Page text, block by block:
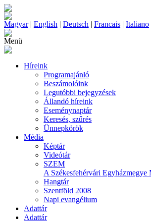
Magyar| English | Deutsch | Francais | Italiano
Menü
Híreink
Programajánló
Beszámolóink
Legutóbbi bejegyzések
Állandó híreink
Eseménynaptár
Keresés, szűrés
Ünnepkörök
Média
Képtár
Videótár
SZEM
A Székesfehérvári Egyházmegye
Hangtár
Szentföld 2008
Napi evangélium
Adattár
Adattár